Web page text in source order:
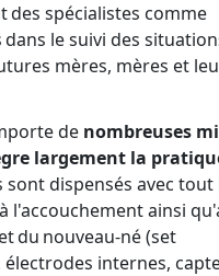
des spécialistes comme
le suivi des
mères, mères et
de nombreuses
largement la
dispensés avec tout
l'accouchement ainsi
du nouveau-né (set
internes,